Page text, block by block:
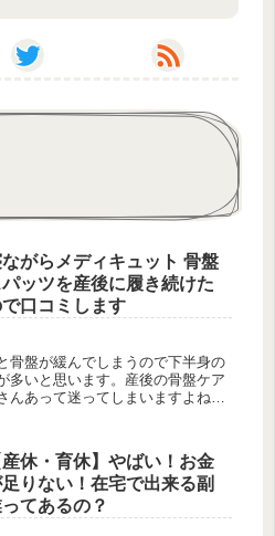
がらメディキュット 骨盤
パッツを産後に履き続けた
口コミします
骨盤が緩んでしまうので下半身の
多いと思います。産後の骨盤ケア
あって迷ってしまいますよね。
産休・育休】やばい！お金
りない！在宅で出来る副
てあるの？